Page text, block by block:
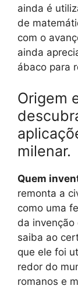
ainda é
de
com o
ainda
ábaco para
Origem
milenar.
Quem
remonta a
como uma
da invenção
saiba ao
que ele foi
redor do
romanos e